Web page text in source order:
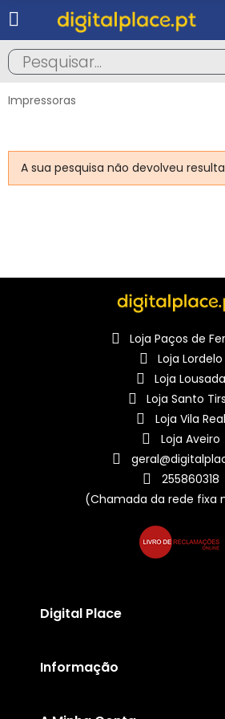
Impressoras
A sua pesquisa não devolveu
Loja Paços de
Loja Lordelo
Loja Lousada
Loja Santo
Loja Vila Real
Loja Aveiro
255860318
(Chamada da rede fixa
Digital Place
Informação